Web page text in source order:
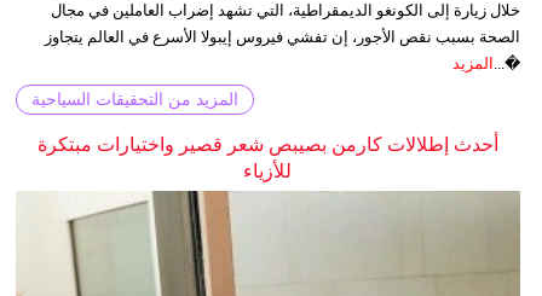
خلال زيارة إلى الكونغو الديمقراطية، التي تشهد إضراب العاملين في مجال
الصحة بسبب نقص الأجور، إن تفشي فيروس إيبولا الأسرع في العالم يتجاوز
�... المزيد
المزيد من التحقيقات السياحية
أحدث إطلالات كارمن بصيبص شعر قصير واختيارات مبتكرة
للأزياء